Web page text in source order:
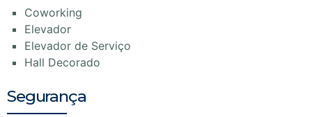
Coworking
Elevador
Elevador de Serviço
Hall Decorado
Segurança